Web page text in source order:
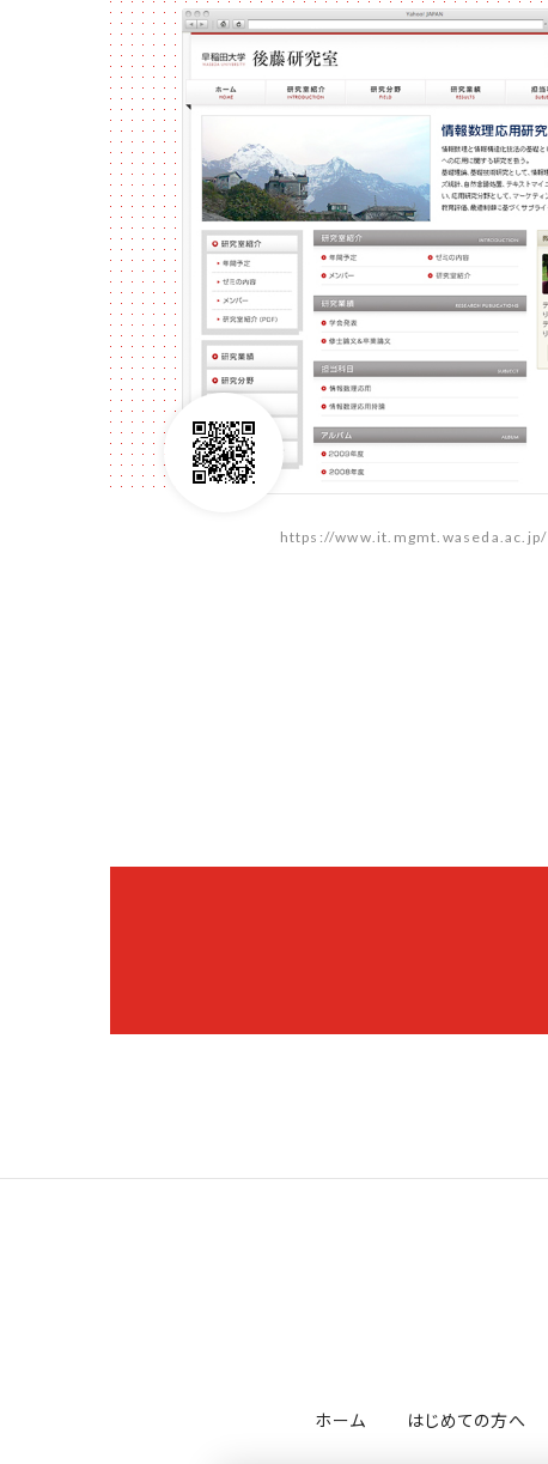
https://www.it.mgmt.waseda.ac.jp/
ホーム はじめての方へ